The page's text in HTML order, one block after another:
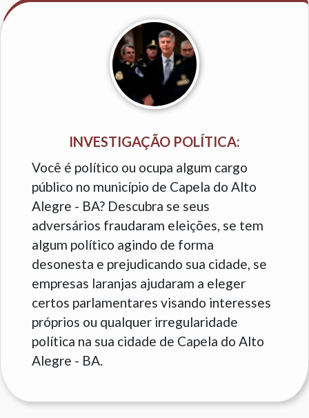
INVESTIGAÇÃO POLÍTICA:
Você é político ou ocupa algum cargo
público no município de Capela do Alto
Alegre - BA? Descubra se seus
adversários fraudaram eleições, se tem
algum político agindo de forma
desonesta e prejudicando sua cidade, se
empresas laranjas ajudaram a eleger
certos parlamentares visando interesses
próprios ou qualquer irregularidade
política na sua cidade de Capela do Alto
Alegre - BA.